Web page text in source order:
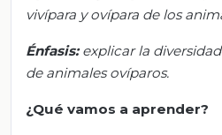
vivípara y ovípara de los
Énfasis:explicar la
de animales ovíparos.
¿Qué vamos a aprender?